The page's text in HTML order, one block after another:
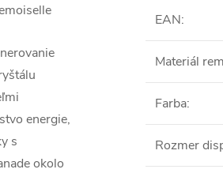
energie,
s
okolo
EAN:
Materiál
Farba:
Rozmer